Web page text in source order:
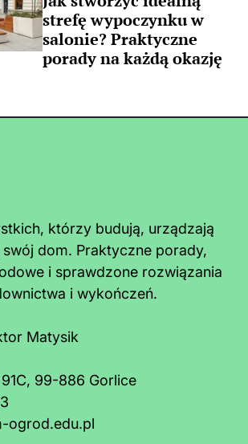
strefę wypoczynku w
salonie? Praktyczne
porady na każdą okazję
faraona w kuchni:
którzy budują, urządzają
dom. Praktyczne porady,
i sprawdzone rozwiązania
i wykończeń.
Matysik
99-886 Gorlice
ogrod.edu.pl